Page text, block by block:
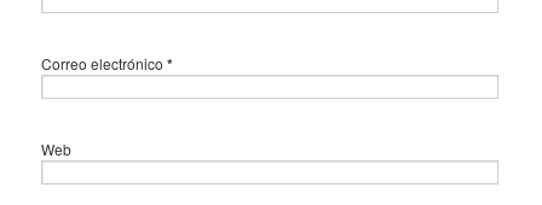
Correo electrónico *
Web